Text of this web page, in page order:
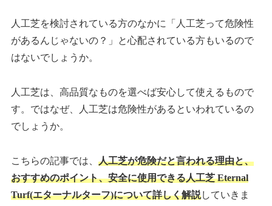
人工芝を検討されている方のなかに「人工芝って危険性
があるんじゃないの？」と心配されている方もいるので
はないでしょうか。
人工芝は、高品質なものを選べば安心して使えるもので
す。ではなぜ、人工芝は危険性があるといわれているの
でしょうか。
こちらの記事では、人工芝が危険だと言われる理由と、
おすすめのポイント、安全に使用できる人工芝 Eternal
Turf(エターナルターフ)について詳しく解説していきま